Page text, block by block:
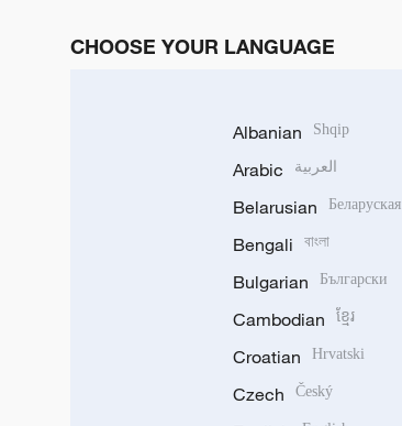
CHOOSE YOUR LANGUAGE
Albanian Shqip
Arabic العربية
Belarusian Беларуская
Bengali বাংলা
Bulgarian Български
Cambodian ខ្មែរ
Croatian Hrvatski
Czech Český